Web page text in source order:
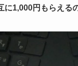
1,000円もらえる